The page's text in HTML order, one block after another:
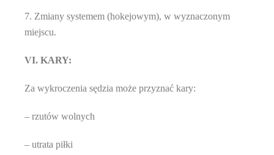
7. Zmiany systemem (hokejowym), w wyznaczonym
miejscu.
VI. KARY:
Za wykroczenia sędzia może przyznać kary:
– rzutów wolnych
– utrata piłki